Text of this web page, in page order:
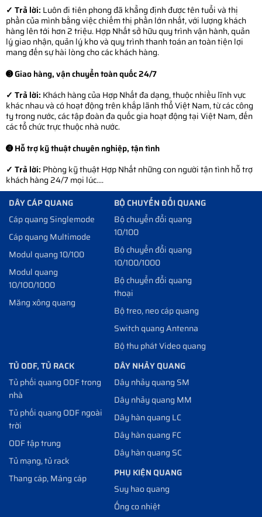
✓ Trả lời: Luôn đi tiên phong đã khẳng định được tên tuổi và thị
phần của mình bằng việc chiếm thị phần lớn nhất, với lượng khách
hàng lên tới hơn 2 triệu. Hợp Nhất sở hữu quy trình vận hành, quản
lý giao nhận, quản lý kho và quy trình thanh toán an toàn tiện lợi
mang đến sự hài lòng cho các khách hàng.
➌ Giao hàng, vận chuyển toàn quốc 24/7
✓ Trả lời: Khách hàng của Hợp Nhất đa dạng, thuộc nhiều lĩnh vực
khác nhau và có hoạt động trên khắp lãnh thổ Việt Nam, từ các công
ty trong nước, các tập đoàn đa quốc gia hoạt động tại Việt Nam, đến
các tổ chức trực thuộc nhà nước.
➍ Hỗ trợ kỹ thuật chuyên nghiệp, tận tình
✓ Trả lời: Phòng kỹ thuật Hợp Nhất những con người tận tình hỗ trợ
khách hàng 24/7 mọi lúc....
DÂY CÁP QUANG
Cáp quang Singlemode
Cáp quang Multimode
Modul quang 10/100
Modul quang
10/100/1000
Măng xông quang
BỘ CHUYỂN ĐỔI QUANG
Bộ chuyển đổi quang
10/100
Bộ chuyển đổi quang
10/100/1000
Bộ chuyển đổi quang
thoại
Bộ treo, neo cáp quang
Switch quang Antenna
Bộ thu phát Video quang
TỦ ODF, TỦ RACK
Tủ phối quang ODF trong
nhà
Tủ phối quang ODF ngoài
trời
ODF tập trung
Tủ mạng, tủ rack
Thang cáp, Máng cáp
DÂY NHẢY QUANG
Dây nhảy quang SM
Dây nhảy quang MM
Dây hàn quang LC
Dây hàn quang FC
Dây hàn quang SC
PHỤ KIỆN QUANG
Suy hao quang
Ống co nhiệt